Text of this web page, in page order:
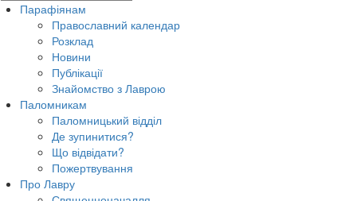
Парафіянам
Православний календар
Розклад
Новини
Публікації
Знайомство з Лаврою
Паломникам
Паломницький відділ
Де зупинитися?
Що відвідати?
Пожертвування
Про Лавру